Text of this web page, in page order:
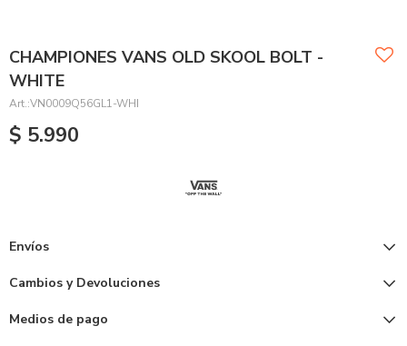
CHAMPIONES VANS OLD SKOOL BOLT -
WHITE
VN0009Q56GL1-WHI
$ 5.990
Envíos
Cambios y Devoluciones
Medios de pago